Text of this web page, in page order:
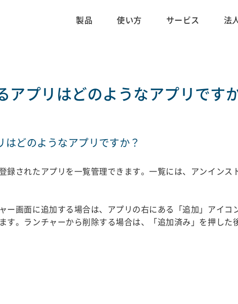
製品 使い方 サービス 法
アプリはどのようなアプリです
はどのようなアプリですか？
録されたアプリを一覧管理できます。一覧には、アンイン
ー画面に追加する場合は、アプリの右にある「追加」アイ
す。ランチャーから削除する場合は、「追加済み」を押し